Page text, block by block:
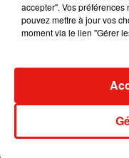
+ DE MUSIQUE
Actu positive
accepter". Vos
pouvez mettre à jour vos
moment via le lien "Gérer